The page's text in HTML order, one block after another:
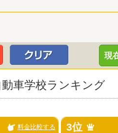
現
車学校ランキング
料金比較する 3位